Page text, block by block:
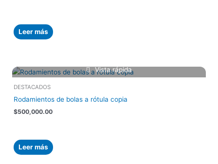
Leer más
Vista rápida
DESTACADOS
Rodamientos de bolas a rótula copia
$500,000.00
Leer más